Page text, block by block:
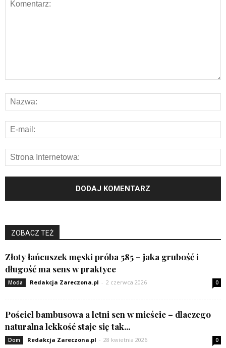
ZOBACZ TEŻ
Złoty łańcuszek męski próba 585 – jaka grubość i
długość ma sens w praktyce
Moda Redakcja Zareczona.pl - 2 czerwca 2026 0
Pościel bambusowa a letni sen w mieście – dlaczego
naturalna lekkość staje się tak...
Dom Redakcja Zareczona.pl - 28 kwietnia 2026 0